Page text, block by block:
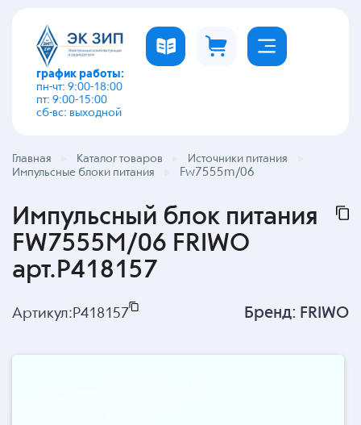
график работы:
пн-чт: 9:00-18:00
пт: 9:00-15:00
сб-вс: выходной
Главная Каталог товаров
Источники питания
Импульсные блоки питания
Fw7555m/06
Импульсный блок питания
FW7555M/06 FRIWO
арт.P418157
Артикул: P418157 Бренд: FRIWO